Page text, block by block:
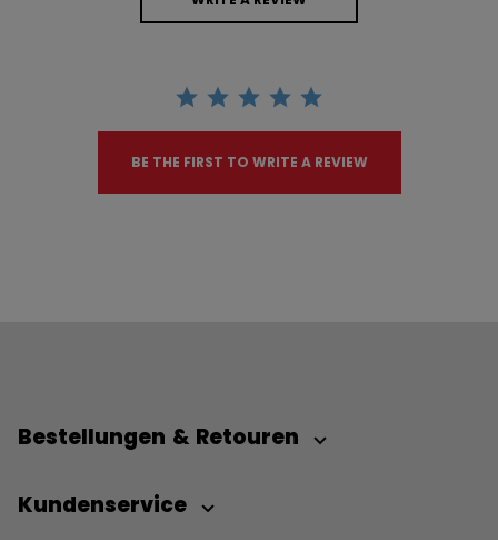
BE THE FIRST TO WRITE A REVIEW
Bestellungen & Retouren
Kundenservice